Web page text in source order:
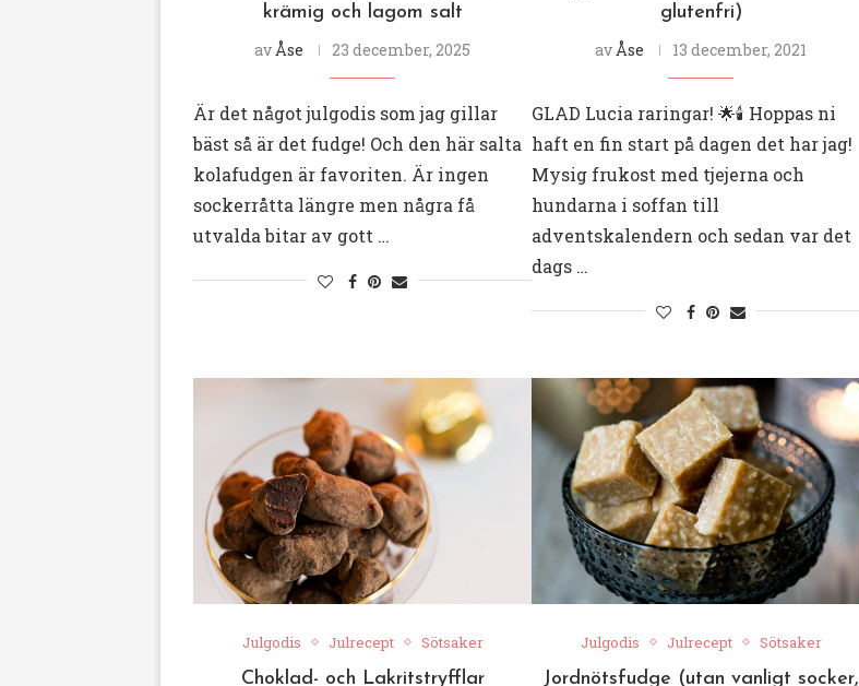
krämig och lagom salt
avÅse 23 december, 2025
Är det något julgodis som jag gillar
bäst så är det fudge! Och den här salta
kolafudgen är favoriten. Är ingen
sockerråtta längre men några få
utvalda bitar av gott …
glutenfri)
avÅse 13 december, 2021
GLAD Lucia raringar! 🌟🕯 Hoppas ni
haft en fin start på dagen det har jag!
Mysig frukost med tjejerna och
hundarna i soffan till
adventskalendern och sedan var det
dags …
Julgodis Julrecept Sötsaker
Choklad- och Lakritstryfflar
Julgodis Julrecept Sötsaker
Jordnötsfudge (utan vanligt socker,